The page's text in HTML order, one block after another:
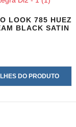
LOOK 785 HUEZ
BLACK SATIN
DO PRODUTO